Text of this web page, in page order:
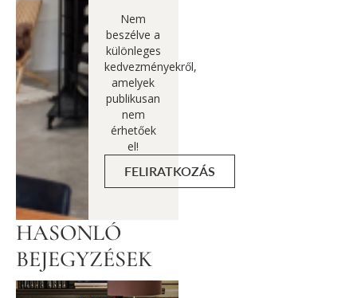
Nem
beszélve a
különleges
kedvezményekről,
amelyek
publikusan
nem
érhetőek
el!
FELIRATKOZÁS
HASONLÓ
BEJEGYZÉSEK